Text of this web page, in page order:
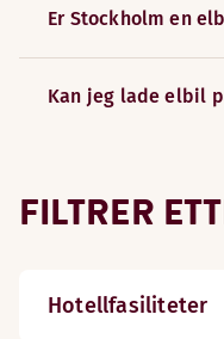
Er Stockholm en
Kan jeg lade elbil
FILTRER
Hotellfasiliteter